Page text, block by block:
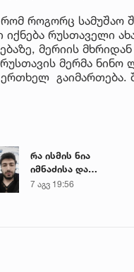
როგორც სამუშაო
რუსთაველი
მერიის
მერმა ნინო
ერთხელ
რა ისმის ნია
იმნაძისა და
მამამისის ფარული
7 აგვ 19:56